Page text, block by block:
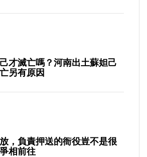
才滅亡嗎？河南出土蘇妲己
另有原因
，負責押送的衙役豈不是很
相前往